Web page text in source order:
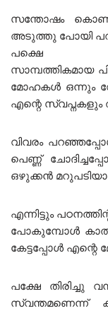
സന്തോഷം കൊണ്ടു
അടുത്തു പോയി
പക്ഷെ
സാമ്പത്തികമായ
മോഹകൾ ഒന്നും
എന്റെ സ്വപ്നകളും
വിവരം
പെണ്ണ്
ഒഴുക്കൻ
എന്നിട്ടും
പോകുമ്പോൾ
കേട്ടപ്പോൾ
പക്ഷേ തിരിച്ചു
സ്വന്തമണെന്ന്